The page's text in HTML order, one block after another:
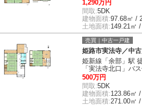
1,290万円
間取:5DK
建物面積:97.68㎡ /
土地面積:149.21㎡
売買｜中古一戸建
姫路市実法寺／中
姫新線「余部」駅
「実法寺北口」バ
500万円
間取:5DK
建物面積:123.86㎡
土地面積:271.00㎡